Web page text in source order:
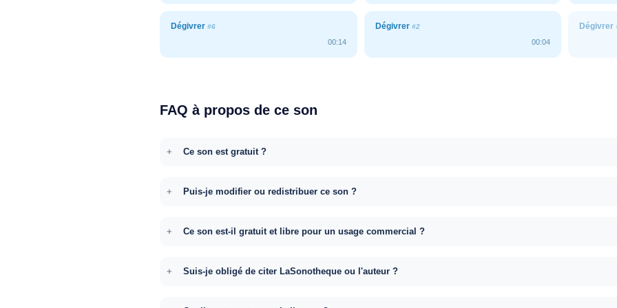
Dégivrer #6
00:14
Dégivrer #2
00:04
Dégivrer
FAQ à propos de ce son
Ce son est gratuit ?
Puis-je modifier ou redistribuer ce son ?
Ce son est-il gratuit et libre pour un usage commercial ?
Suis-je obligé de citer LaSonotheque ou l'auteur ?